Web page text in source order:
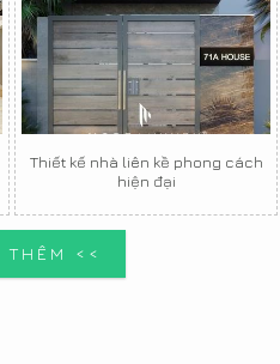
Thiết kế nhà liên kề phong cách
hiện đại
THÊM <<